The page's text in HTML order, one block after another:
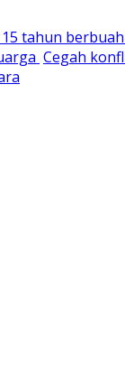
tahun
Cegah